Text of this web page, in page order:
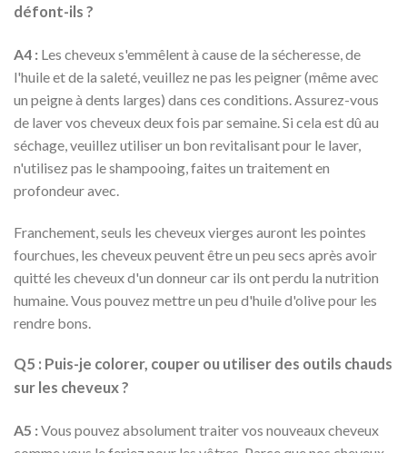
défont-ils ?
A4 : Les cheveux s'emmêlent à cause de la sécheresse, de
l'huile et de la saleté, veuillez ne pas les peigner (même avec
un peigne à dents larges) dans ces conditions. Assurez-vous
de laver vos cheveux deux fois par semaine. Si cela est dû au
séchage, veuillez utiliser un bon revitalisant pour le laver,
n'utilisez pas le shampooing, faites un traitement en
profondeur avec.
Franchement, seuls les cheveux vierges auront les pointes
fourchues, les cheveux peuvent être un peu secs après avoir
quitté les cheveux d'un donneur car ils ont perdu la nutrition
humaine. Vous pouvez mettre un peu d'huile d'olive pour les
rendre bons.
Q5 : Puis-je colorer, couper ou utiliser des outils chauds
sur les cheveux ?
A5 :Vous pouvez absolument traiter vos nouveaux cheveux